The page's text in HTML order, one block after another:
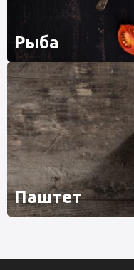
Рыба
Паштет